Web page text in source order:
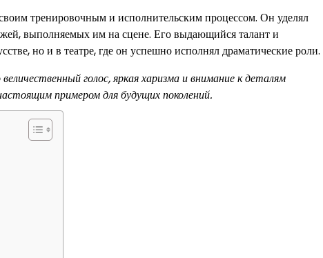
тренировочным и исполнительским процессом. Он уделял
выполняемых им на сцене. Его выдающийся талант и
но и в театре, где он успешно исполнял драматические роли.
голос, яркая харизма и внимание к деталям
примером для будущих поколений.